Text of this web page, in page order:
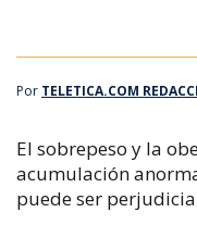
Por TELETICA.COM
El sobrepeso y la
acumulación
puede ser